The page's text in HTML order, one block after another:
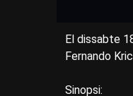
El dissabte
Fernando
Sinopsi: